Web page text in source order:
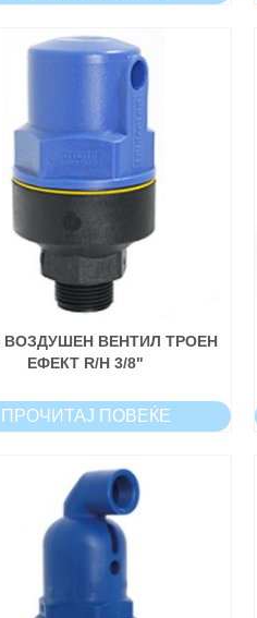
ВЕНТИЛ ТРОЕН
ЕФЕКТ R/H 3/8"
ПРОЧИТАЈ ПОВЕЌЕ